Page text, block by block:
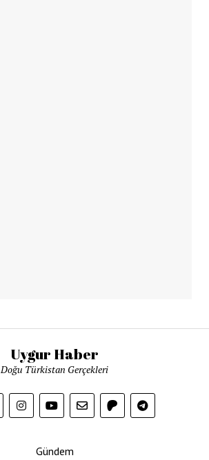
Uygur Haber
Doğu Türkistan Gerçekleri
Gündem